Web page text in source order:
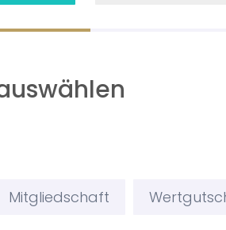
Mitgliedschaft